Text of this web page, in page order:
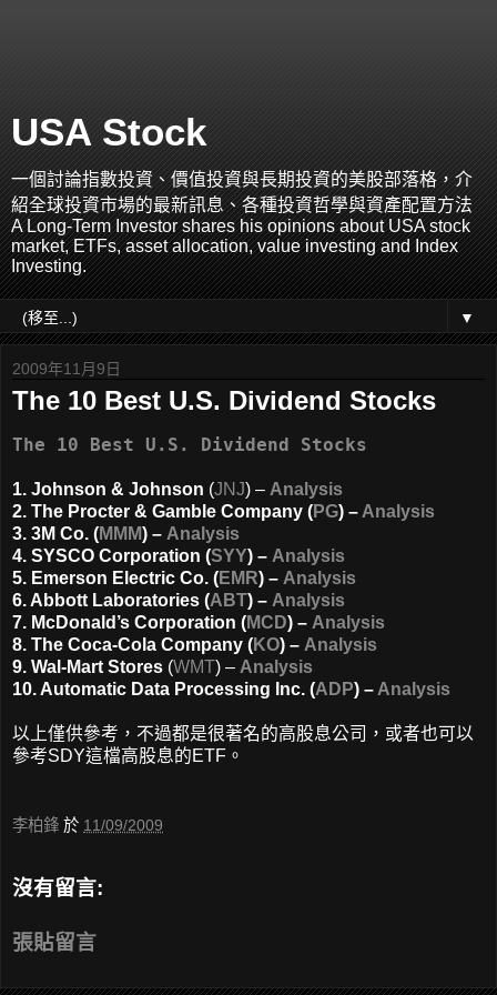
USA Stock
一個討論指數投資、價值投資與長期投資的美股部落格，介
紹全球投資市場的最新訊息、各種投資哲學與資產配置方法
A Long-Term Investor shares his opinions about USA stock
market, ETFs, asset allocation, value investing and Index
Investing.
▼
2009年11月9日
The 10 Best U.S. Dividend Stocks
The 10 Best U.S. Dividend Stocks
1. Johnson & Johnson (JNJ) – Analysis
2. The Procter & Gamble Company (PG) – Analysis
3. 3M Co. (MMM) – Analysis
4. SYSCO Corporation (SYY) – Analysis
5. Emerson Electric Co. (EMR) – Analysis
6. Abbott Laboratories (ABT) – Analysis
7. McDonald’s Corporation (MCD) – Analysis
8. The Coca-Cola Company (KO) – Analysis
9. Wal-Mart Stores (WMT) – Analysis
10. Automatic Data Processing Inc. (ADP) – Analysis
以上僅供參考，不過都是很著名的高股息公司，或者也可以
參考SDY這檔高股息的ETF。
李柏鋒 於 11/09/2009
沒有留言:
張貼留言